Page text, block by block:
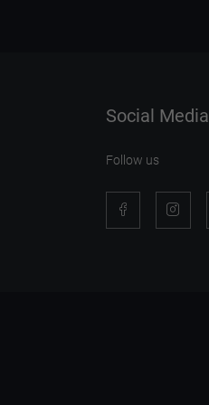
Social Media
Follow us